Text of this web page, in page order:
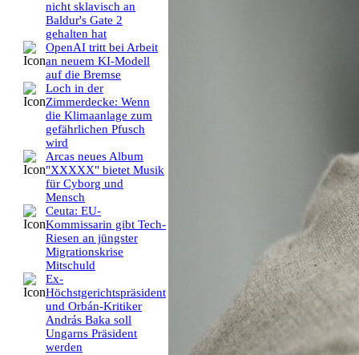
nicht sklavisch an
Baldur's Gate 2
gehalten hat
OpenAI tritt bei Arbeit
an neuem KI-Modell
auf die Bremse
Loch in der
Zimmerdecke: Wenn
die Klimaanlage zum
gefährlichen Pfusch
wird
Arcas neues Album
"XXXXX" bietet Musik
für Cyborg und
Mensch
Ceuta: EU-
Kommissarin gibt Tech-
Riesen an jüngster
Migrationskrise
Mitschuld
Ex-
Höchstgerichtspräsident
und Orbán-Kritiker
András Baka soll
Ungarns Präsident
werden